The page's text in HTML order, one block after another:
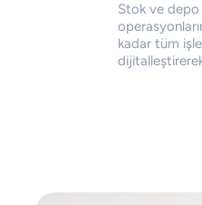
Stok ve depo
kadar tüm